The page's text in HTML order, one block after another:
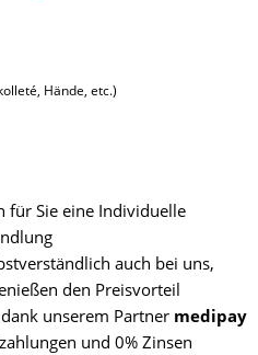
Hände, etc.)
für Sie eine Individuelle
auch bei uns,
den Preisvorteil
unserem Partner medipay
und 0% Zinsen